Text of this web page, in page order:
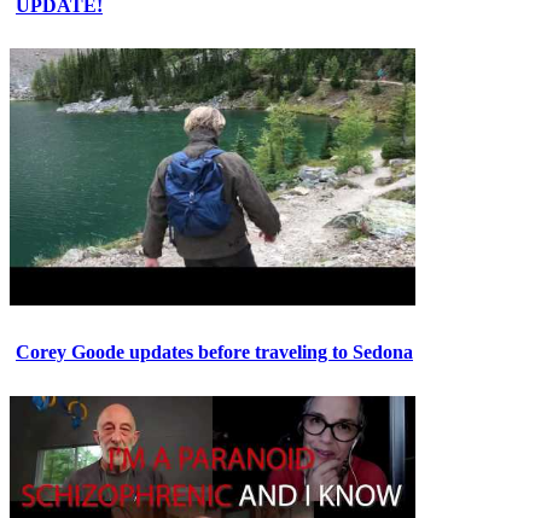
UPDATE!
Corey Goode updates before traveling to Sedona